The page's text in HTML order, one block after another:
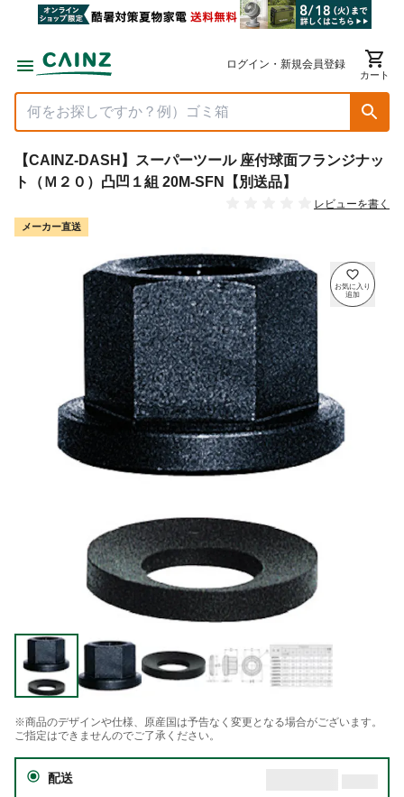
ログイン・新規会員登録
カート
【CAINZ-DASH】スーパーツール 座付球面フランジナッ
ト（Ｍ２０）凸凹１組 20M-SFN【別送品】
レビューを書く
メーカー直送
※商品のデザインや仕様、原産国は予告なく変更となる場合がございます。
ご指定はできませんのでご了承ください。
配送